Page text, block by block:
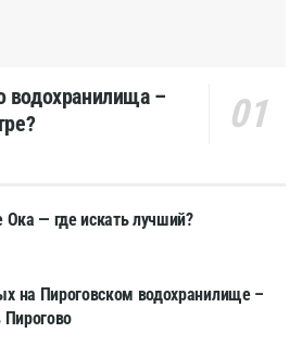
водохранилища –
— где искать лучший?
на Пироговском водохранилище –